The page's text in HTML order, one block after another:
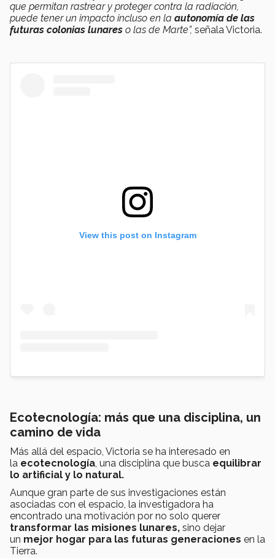
que permitan rastrear y proteger contra la radiación,
puede tener un impacto incluso en la autonomía de las
futuras colonias lunares o las de Marte”, señala Victoria.
View this post on Instagram
Ecotecnología: más que una disciplina, un
camino de vida
Más allá del espacio, Victoria se ha interesado en
la ecotecnología, una disciplina que busca equilibrar
lo artificial y lo natural.
Aunque gran parte de sus investigaciones están
asociadas con el espacio, la investigadora ha
encontrado una motivación por no solo querer
transformar las misiones lunares, sino dejar
un mejor hogar para las futuras generaciones en la
Tierra.